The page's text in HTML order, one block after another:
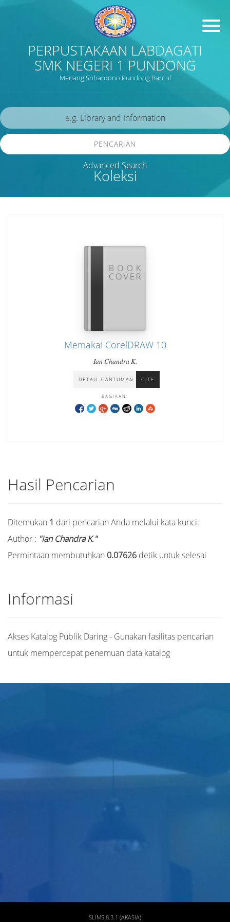
PERPUSTAKAAN LABDAGATI
SMK NEGERI 1 PUNDONG
Menang Srihardono Pundong Bantul
Koleksi
PENCARIAN
Advanced Search
Memakai CorelDRAW 10
Ian Chandra K.
DETAIL CANTUMAN CITE
BAGIKAN:
Hasil Pencarian
Ditemukan 1 dari pencarian Anda melalui kata kunci:
Author : "Ian Chandra K."
Permintaan membutuhkan 0.07626 detik untuk selesai
Informasi
Akses Katalog Publik Daring - Gunakan fasilitas pencarian
untuk mempercepat penemuan data katalog
Subyek
SLIMS 8.3.1 (AKASIA)